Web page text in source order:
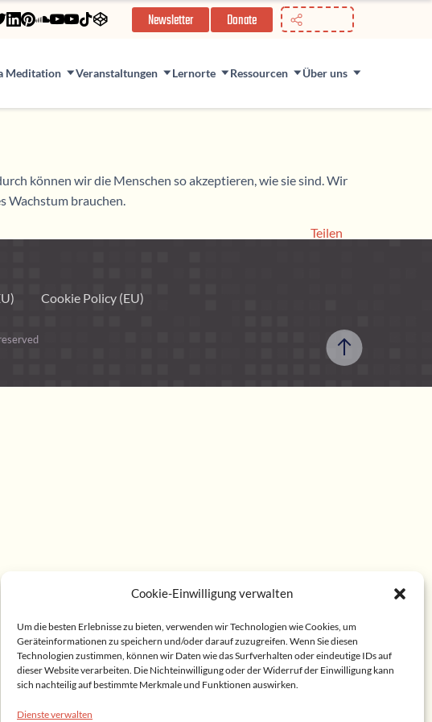
Cookie-Einwilligung verwalten
Um die besten Erlebnisse zu bieten, verwenden wir Technologien wie Cookies, um
Geräteinformationen zu speichern und/oder darauf zuzugreifen. Wenn Sie diesen
Technologien zustimmen, können wir Daten wie das Surfverhalten oder eindeutige IDs auf
dieser Website verarbeiten. Die Nichteinwilligung oder der Widerruf der Einwilligung kann
sich nachteilig auf bestimmte Merkmale und Funktionen auswirken.
Dienste verwalten
Newsletter Donate
Meditation Veranstaltungen Lernorte Ressourcen Über uns
können wir die Menschen so akzeptieren, wie sie sind. Wir
Wachstum brauchen.
Teilen
Cookie Policy (EU)